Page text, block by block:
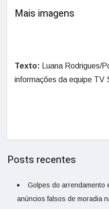
Mais imagens
Texto: Luana Rodrigues/
informações da equipe TV
Posts recentes
Golpes do arrendamento
anúncios falsos de moradia